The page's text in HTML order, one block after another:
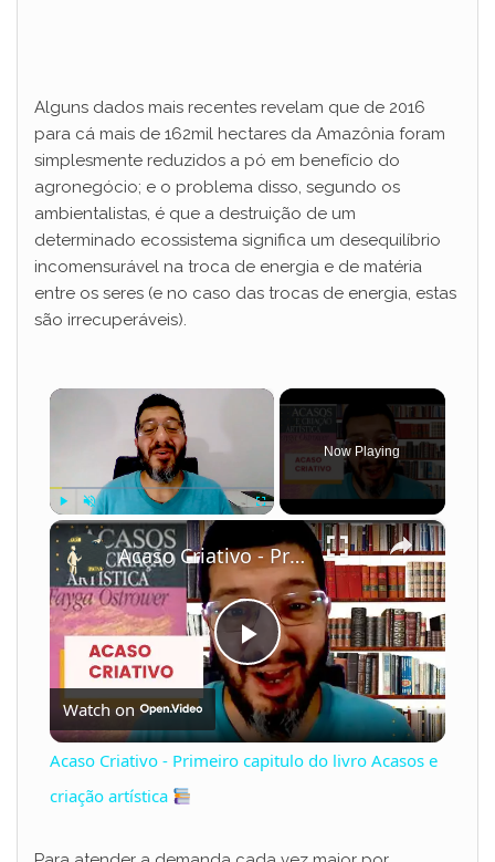
Alguns dados mais recentes revelam que de 2016
para cá mais de 162mil hectares da Amazônia foram
simplesmente reduzidos a pó em benefício do
agronegócio; e o problema disso, segundo os
ambientalistas, é que a destruição de um
determinado ecossistema significa um desequilíbrio
incomensurável na troca de energia e de matéria
entre os seres (e no caso das trocas de energia, estas
são irrecuperáveis).
×
Play Unmute
Now Playing
×
P
l
Acaso Criativo - Primeiro capitulo do livro Acasos e criação artística
Watch on
Acaso Criativo - Primeiro capitulo do livro Acasos e
criação artística